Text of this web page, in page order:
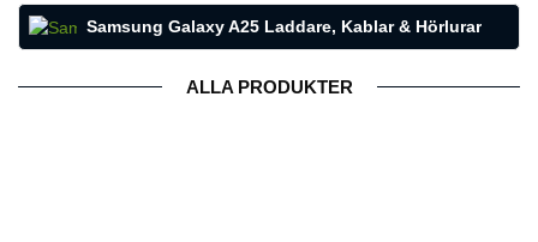
Samsung Galaxy A25 Laddare, Kablar & Hörlurar
ALLA PRODUKTER